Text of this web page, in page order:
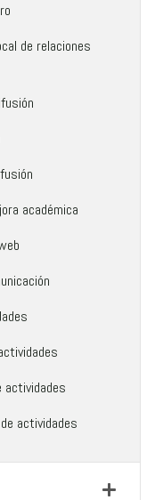
de relaciones
académica
actividades
actividades